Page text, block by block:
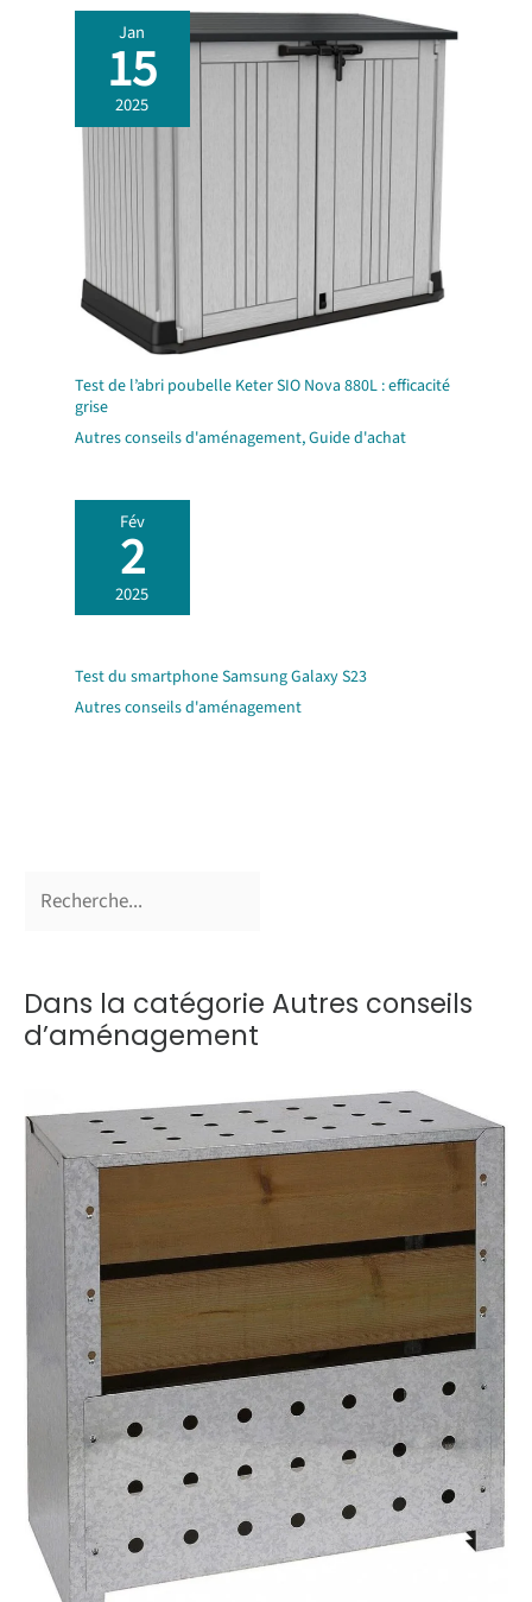
Jan
15
2025
Test de l’abri poubelle Keter SIO Nova 880L : efficacité
grise
Autres conseils d'aménagement,Guide d'achat
Fév
2
2025
Test du smartphone Samsung Galaxy S23
Autres conseils d'aménagement
Dans la catégorie Autres conseils
d’aménagement